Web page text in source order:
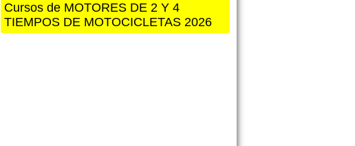
Cursos de MOTORES DE 2 Y 4
TIEMPOS DE MOTOCICLETAS 2026